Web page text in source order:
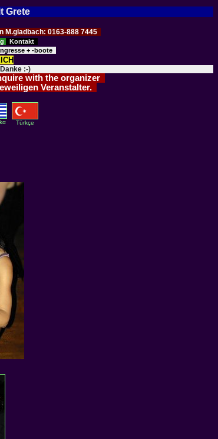
Grete
M.gladbach: 0163-888 7445
Kontakt
+ -boote
:-)
with the organizer
Veranstalter.
Türkçe